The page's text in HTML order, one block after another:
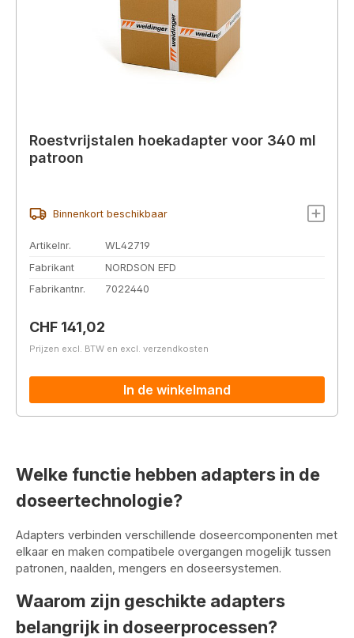
Roestvrijstalen hoekadapter voor 340 ml
patroon
Binnenkort beschikbaar
Artikelnr.
WL42719
Fabrikant
NORDSON EFD
Fabrikantnr.
7022440
Normale prijs:
CHF 141,02
Prijzen excl. BTW en excl. verzendkosten
In de winkelmand
Welke functie hebben adapters in de
doseertechnologie?
Adapters verbinden verschillende doseercomponenten met
elkaar en maken compatibele overgangen mogelijk tussen
patronen, naalden, mengers en doseersystemen.
Waarom zijn geschikte adapters
belangrijk in doseerprocessen?